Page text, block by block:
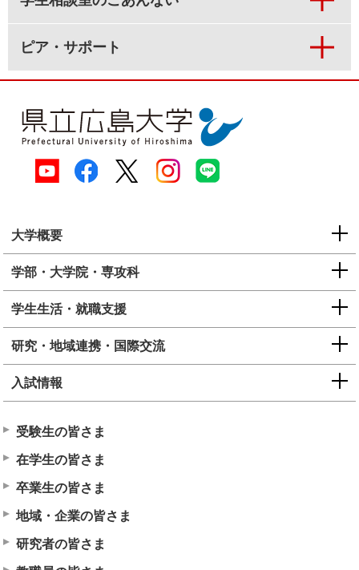
ピア・サポート
大学概要
学部・大学院・専攻科
学生生活・就職支援
研究・地域連携・国際交流
入試情報
受験生の皆さま
在学生の皆さま
卒業生の皆さま
地域・企業の皆さま
研究者の皆さま